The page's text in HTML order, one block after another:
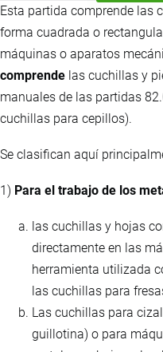
Esta partida comprende las
forma cuadrada o
máquinas o aparatos
comprende las cuchillas y
manuales de las partidas
cuchillas para cepillos).
Se clasifican aquí
1) Para el trabajo de los
las cuchillas y hojas
directamente en las
herramienta utilizada
las cuchillas para
Las cuchillas para
guillotina) o para